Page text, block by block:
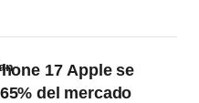
17 Apple se
del mercado